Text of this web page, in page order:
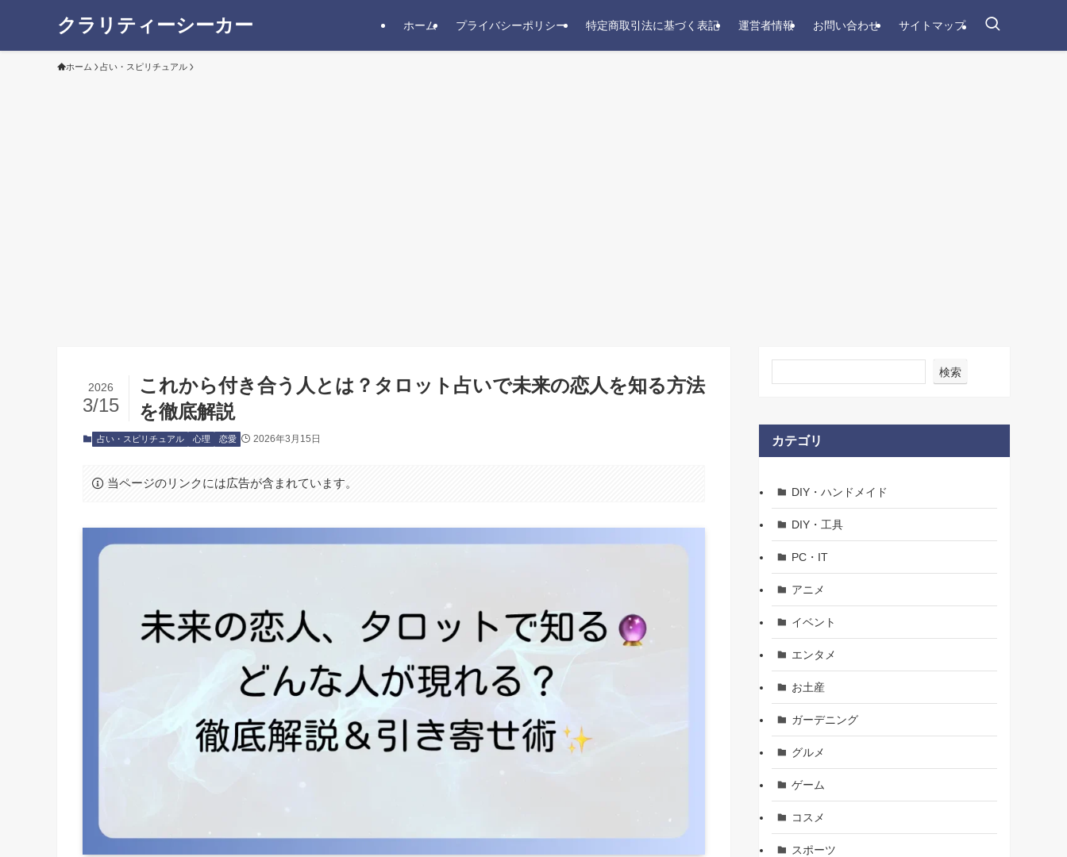
クラリティーシーカー ホーム プライバシーポリシー 特定商取引法に基づく表記 運営者情報 お問い合わせ サイトマップ
ホーム 占い・スピリチュアル
これから付き合う人とは？タロット占いで未来の恋人を知る方法
を徹底解説
2026
3/15
占い・スピリチュアル 心理 恋愛 2026年3月15日
当ページのリンクには広告が含まれています。
検索
カテゴリ
DIY・ハンドメイド
DIY・工具
PC・IT
アニメ
イベント
エンタメ
お土産
ガーデニング
グルメ
ゲーム
コスメ
スポーツ